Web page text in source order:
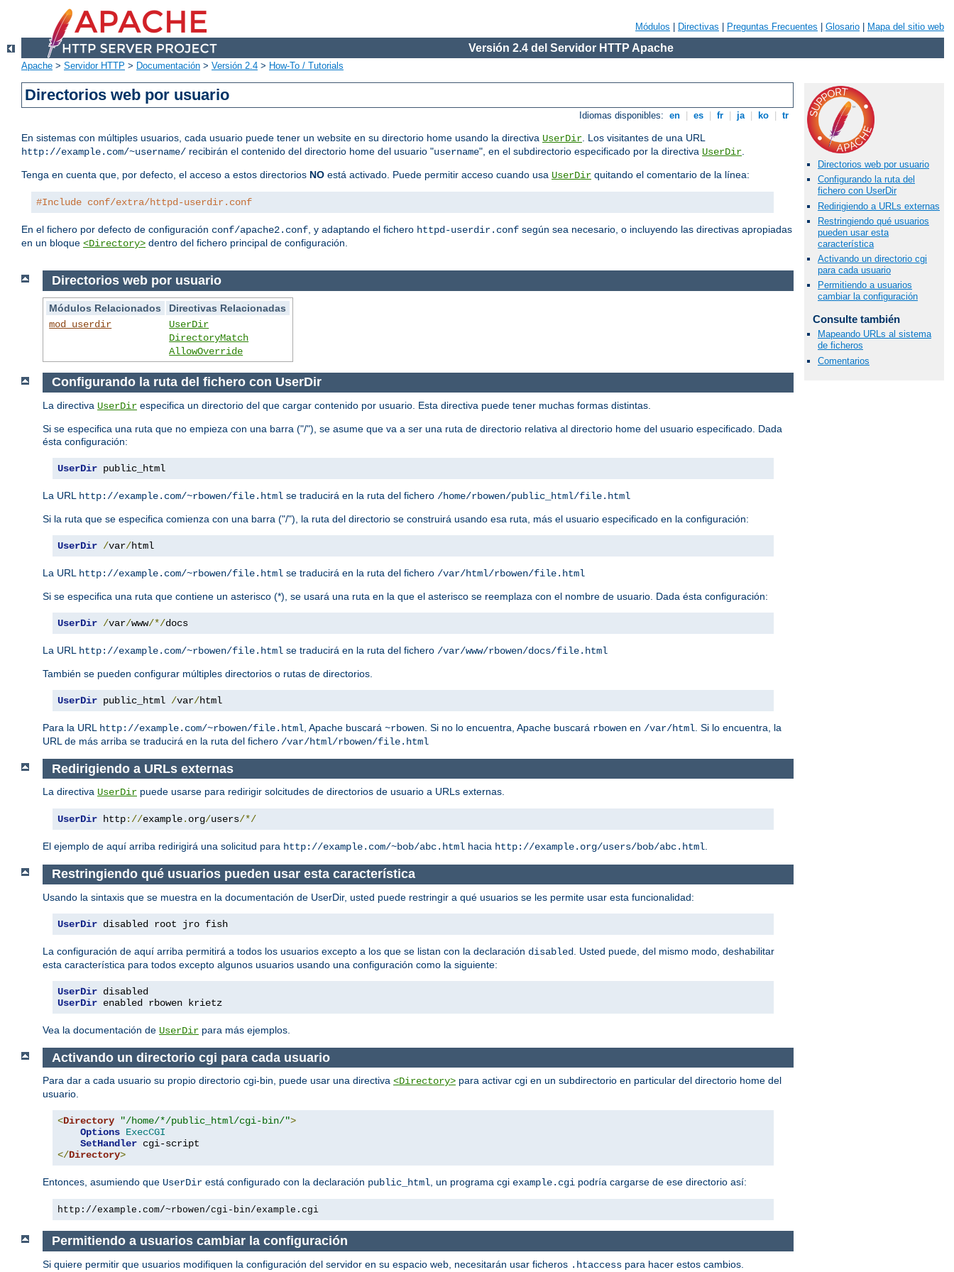
Módulos Directivas Preguntas Frecuentes Glosario Mapa del sitio web
Versión 2.4 del Servidor HTTP Apache
Apache > Servidor HTTP > Documentación > Versión 2.4 > How-To / Tutorials
Directorios web por usuario
Idiomas disponibles: en es fr ja ko tr
En sistemas con múltiples usuarios, cada usuario puede tener un website en su directorio home usando la directiva UserDir. Los visitantes de una URL
http://example.com/~username/ recibirán el contenido del directorio home del usuario "username", en el subdirectorio especificado por la directiva UserDir.
Tenga en cuenta que, por defecto, el acceso a estos directorios NO está activado. Puede permitir acceso cuando usa UserDir quitando el comentario de la línea:
#Include conf/extra/httpd-userdir.conf
En el fichero por defecto de configuración conf/apache2.conf, y adaptando el fichero httpd-userdir.conf según sea necesario, o incluyendo las directivas apropiadas
en un bloque <Directory> dentro del fichero principal de configuración.
Directorios web por usuario
Configurando la ruta del
fichero con UserDir
Redirigiendo a URLs externas
Restringiendo qué usuarios
pueden usar esta
característica
Activando un directorio cgi
para cada usuario
Permitiendo a usuarios
cambiar la configuración
Consulte también
Mapeando URLs al sistema
de ficheros
Comentarios
Directorios web por usuario
Módulos Relacionados
Directivas Relacionadas
mod_userdir
UserDir
DirectoryMatch
AllowOverride
Configurando la ruta del fichero con UserDir
La directiva UserDir especifica un directorio del que cargar contenido por usuario. Esta directiva puede tener muchas formas distintas.
Si se especifica una ruta que no empieza con una barra ("/"), se asume que va a ser una ruta de directorio relativa al directorio home del usuario especificado. Dada
ésta configuración:
UserDir public_html
La URL http://example.com/~rbowen/file.html se traducirá en la ruta del fichero /home/rbowen/public_html/file.html
Si la ruta que se especifica comienza con una barra ("/"), la ruta del directorio se construirá usando esa ruta, más el usuario especificado en la configuración:
UserDir /var/html
La URL http://example.com/~rbowen/file.html se traducirá en la ruta del fichero /var/html/rbowen/file.html
Si se especifica una ruta que contiene un asterisco (*), se usará una ruta en la que el asterisco se reemplaza con el nombre de usuario. Dada ésta configuración:
UserDir /var/www/*/docs
La URL http://example.com/~rbowen/file.html se traducirá en la ruta del fichero /var/www/rbowen/docs/file.html
También se pueden configurar múltiples directorios o rutas de directorios.
UserDir public_html /var/html
Para la URL http://example.com/~rbowen/file.html , Apache buscará ~rbowen . Si no lo encuentra, Apache buscará rbowen en /var/html . Si lo encuentra, la
URL de más arriba se traducirá en la ruta del fichero /var/html/rbowen/file.html
Redirigiendo a URLs externas
La directiva UserDir puede usarse para redirigir solcitudes de directorios de usuario a URLs externas.
UserDir http://example. org/users/*/
El ejemplo de aquí arriba redirigirá una solicitud para http://example.com/~bob/abc.html hacia http://example.org/users/bob/abc.html.
Restringiendo qué usuarios pueden usar esta característica
Usando la sintaxis que se muestra en la documentación de UserDir, usted puede restringir a qué usuarios se les permite usar esta funcionalidad:
UserDir disabled root jro fish
La configuración de aquí arriba permitirá a todos los usuarios excepto a los que se listan con la declaración disabled
. Usted puede, del mismo modo, deshabilitar
esta característica para todos excepto algunos usuarios usando una configuración como la siguiente:
UserDir
UserDir enabled rbowen krietz
Vea la documentación de UserDir para más ejemplos.
Activando un directorio cgi para cada usuario
Para dar a cada usuario su propio directorio cgi-bin, puede usar una directiva <Directory> para activar cgi en un subdirectorio en particular del directorio home del
usuario.
<Directory "/home/*/public_html/cgi-bin/">
Options ExecCGI
SetHandler
</Directory>
Entonces, asumiendo que UserDir está configurado con la declaración public_html, un programa cgi example.cgi podría cargarse de ese directorio así:
http://example.com/~rbowen/cgi-bin/example.cgi
Permitiendo a usuarios cambiar la configuración
Si quiere permitir que usuarios modifiquen la configuración del servidor en su espacio web, necesitarán usar ficheros .htaccess para hacer estos cambios.